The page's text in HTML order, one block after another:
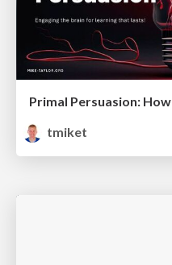
tmiket